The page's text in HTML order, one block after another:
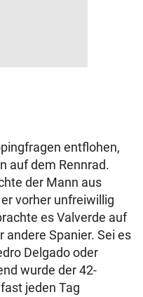
entflohen,
auf dem Rennrad.
der Mann aus
vorher unfreiwillig
es Valverde auf
andere Spanier. Sei es
Delgado oder
wurde der 42-
jeden Tag